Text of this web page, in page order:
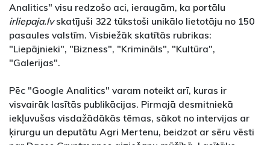
Analitics" visu redzošo aci, ieraugām, ka portālu
irliepaja.lvskatījuši 322 tūkstoši unikālo lietotāju no 150
pasaules valstīm. Visbiežāk skatītās rubrikas:
"Liepājnieki", "Bizness", "Krimināls", "Kultūra",
"Galerijas".
Pēc "Google Analitics" varam noteikt arī, kuras ir
visvairāk lasītās publikācijas. Pirmajā desmitniekā
iekļuvušas visdažādākās tēmas, sākot no intervijas ar
ķirurgu un deputātu Agri Mertenu, beidzot ar sēru vēsti